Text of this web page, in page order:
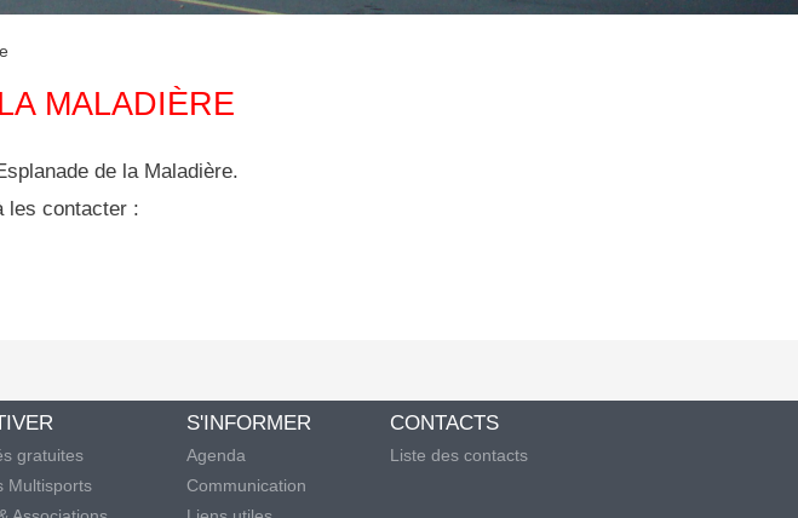
MALADIÈRE
de la Maladière.
les contacter :
gratuites
Multisports
S'INFORMER
Agenda
Communication
CONTACTS
Liste des contacts